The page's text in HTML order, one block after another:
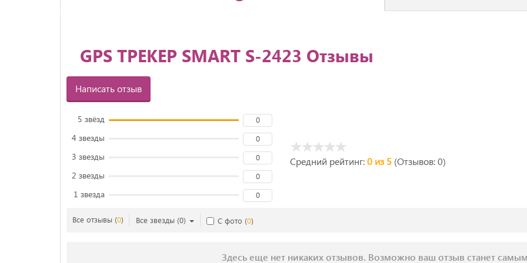
GPS ТРЕКЕР SMART S-2423 Отзывы
Написать отзыв
5 звёзд 0
4 звезды 0
3 звезды 0
2 звезды 0
1 звезда 0
Средний рейтинг:0 из 5 (Отзывов: 0)
Все отзывы (0) Все звезды (0) С фото (0)
Здесь еще нет никаких отзывов. Возможно ваш отзыв станет